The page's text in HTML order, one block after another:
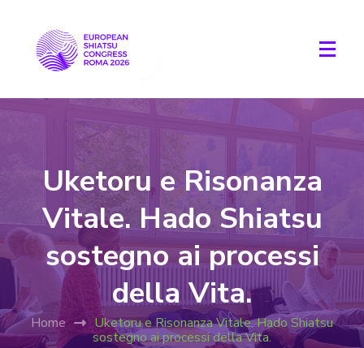
Uketoru e Risonanza
Vitale. Hado Shiatsu
sostegno ai processi
della Vita.
Home
Uketoru e Risonanza Vitale. Hado Shiatsu
sostegno ai processi della Vita.